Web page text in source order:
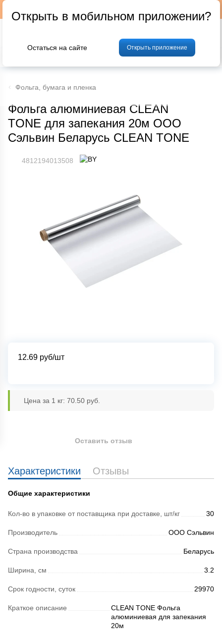
Фрукты и овощи Мясо Птица
Фольга, бумага и пленка
Фольга алюминиевая CLEAN
TONE для запекания 20м ООО
Сэльвин Беларусь CLEAN TONE
4812194013508
12.69 руб/шт
Цена за 1 кг: 70.50 руб.
Характеристики Отзывы
Общие характеристики
Кол-во в упаковке от поставщика при доставке, шт/кг 30
Производитель ООО Сэльвин
Страна производства Беларусь
Ширина, см 3.2
Срок годности, суток 29970
Краткое описание
CLEAN TONE Фольга
алюминиевая для запекания
20м
Оставить отзыв
Открыть в мобильном приложении?
Остаться на сайте Открыть приложение